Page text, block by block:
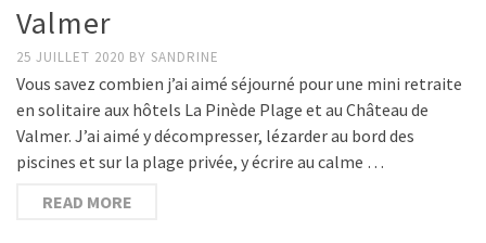
Valmer
25 JUILLET 2020 BY SANDRINE
Vous savez combien j’ai aimé séjourné pour une mini retraite
en solitaire aux hôtels La Pinède Plage et au Château de
Valmer. J’ai aimé y décompresser, lézarder au bord des
piscines et sur la plage privée, y écrire au calme …
READ MORE